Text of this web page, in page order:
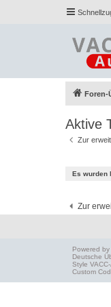
Foren-
Aktive
Zur
Es wurden
Zur
Powered by
Deutsche
Style
Custom